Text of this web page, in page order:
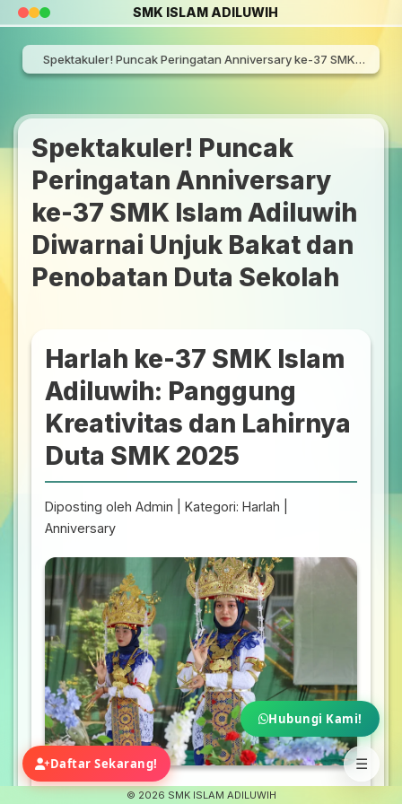
SMK ISLAM ADILUWIH
Spektakuler! Puncak Peringatan Anniversary ke-37 SMK Islam Adiluwih Diwarnai Unjuk Bakat dan Penobatan Duta Sekolah
Spektakuler! Puncak
Peringatan Anniversary
ke-37 SMK Islam Adiluwih
Diwarnai Unjuk Bakat dan
Penobatan Duta Sekolah
Harlah ke-37 SMK Islam
Adiluwih: Panggung
Kreativitas dan Lahirnya
Duta SMK 2025
Diposting oleh Admin | Kategori: Harlah |
Anniversary
Kemeriahan Pertunjukan Seni Tari
© 2026 SMK ISLAM ADILUWIH
☰
Hubungi Kami!
Daftar Sekarang!